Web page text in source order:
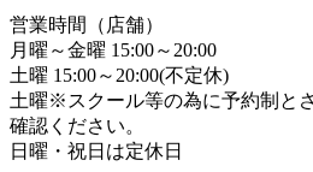
営業時間（店舗）
月曜～金曜 15:00～20:00
土曜 15:00～20:00(不定休)
土曜※スクール等の為に予約制と
確認ください。
日曜・祝日は定休日